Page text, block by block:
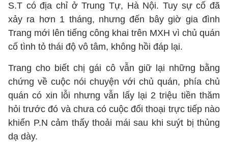
S.T có địa chỉ ở Trung Tự, Hà Nội. Tuy sự cố đã
xảy ra hơn 1 tháng, nhưng đến bây giờ gia đình
Trang mới lên tiếng công khai trên MXH vì chủ quán
cố tình tỏ thái độ vô tâm, không hồi đáp lại.
Trang cho biết chị gái cô vẫn giữ lại những bằng
chứng về cuộc nói chuyện với chủ quán, phía chủ
quán có xin lỗi nhưng vẫn lấy lại 2 triệu tiền thăm
hỏi trước đó và chưa có cuộc đối thoại trực tiếp nào
khiến P.N cảm thấy thoải mái sau khi suýt bị thủng
dạ dày.